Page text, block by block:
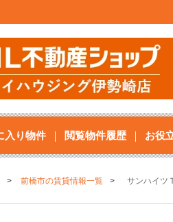
入り物件 閲覧物件履歴 お役
前橋市の賃貸情報一覧 サンハイツ